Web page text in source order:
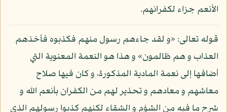
الأنعم جزاء لكفرانهم.
قوله تعالى: «و لقد جاءهم رسول منهم فكذبوه فأخذهم
العذاب و هم ظالمون» و هذا هو النعمة المعنوية التي
أضافها إلى نعمة المادية المذكورة، و كان فيها صلاح
معاشهم و معادهم و تحذير لهم من الكفران بأنعم الله و
شرح ما فيه من الشؤم و الشقاء لكنهم كذبوا رسولهم الذي